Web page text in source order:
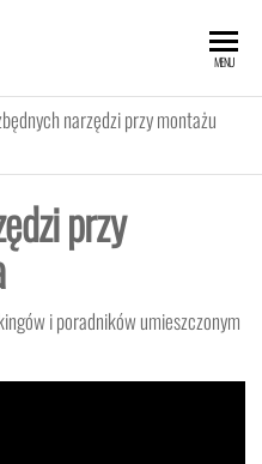
MENU
narzędzi przy montażu
przy
i poradników umieszczonym